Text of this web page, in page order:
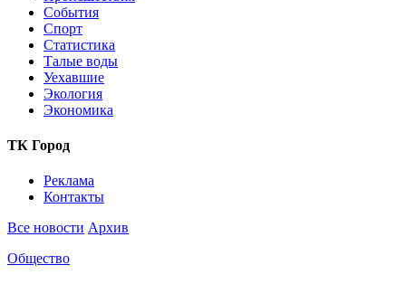
События
Спорт
Статистика
Талые воды
Уехавшие
Экология
Экономика
ТК Город
Реклама
Контакты
Все новости Архив
Общество